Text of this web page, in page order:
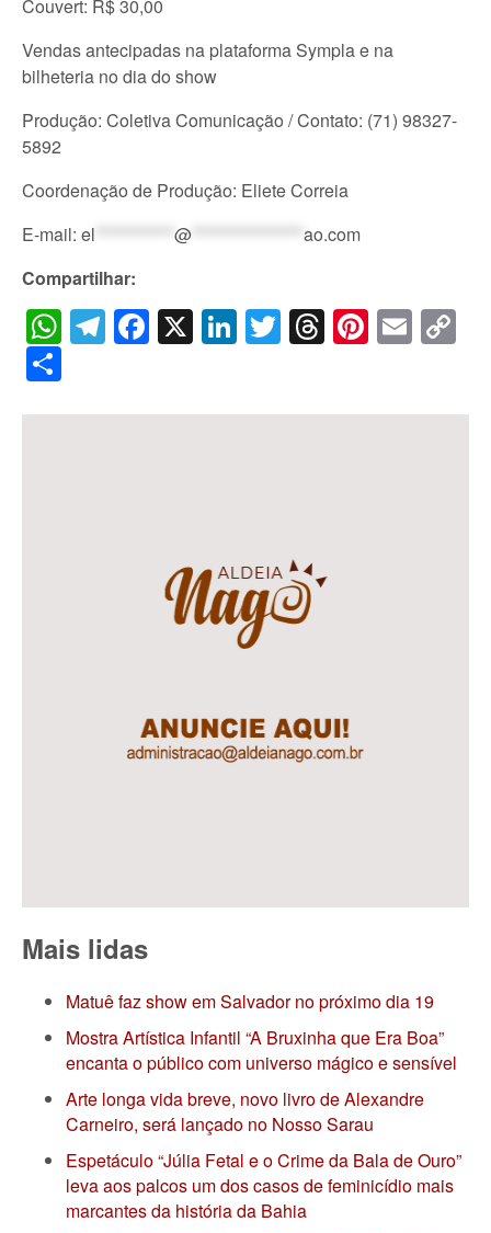
Couvert: R$ 30,00
Vendas antecipadas na plataforma Sympla e na
bilheteria no dia do show
Produção: Coletiva Comunicação / Contato: (71) 98327-
5892
Coordenação de Produção: Eliete Correia
E-mail: el @
ao.com
Compartilhar:
WhatsApp
Telegram
Facebook
X LinkedIn
Twitter
Threads
Mais lidas
Matuê faz show em Salvador no próximo dia 19
Mostra Artística Infantil “A Bruxinha que Era Boa”
encanta o público com universo mágico e sensível
Arte longa vida breve, novo livro de Alexandre
Carneiro, será lançado no Nosso Sarau
Espetáculo “Júlia Fetal e o Crime da Bala de Ouro”
leva aos palcos um dos casos de feminicídio mais
marcantes da história da Bahia